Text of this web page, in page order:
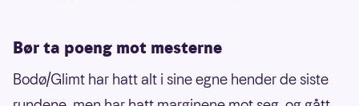
Bør ta poeng mot mesterne
Bodø/Glimt har hatt alt i sine egne hender de siste